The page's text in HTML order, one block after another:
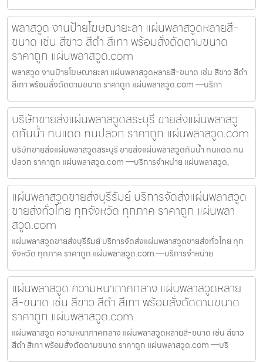
พลาสวูด งานป้ายโฆษณายะลา แผ่นพลาสวูดหลายสี-
ขนาด เช่น สีขาว สีดำ สีเทา พร้อมสั่งตัดตามขนาด
ราคาถูก แผ่นพลาสวูด.com
พลาสวูด งานป้ายโฆษณายะลา แผ่นพลาสวูดหลายสี-ขนาด เช่น สีขาว สีดำ
สีเทา พร้อมสั่งตัดตามขนาด ราคาถูก แผ่นพลาสวูด.com —บริกา
บริษัทขายส่งแผ่นพลาสวูดสระบุรี ขายส่งแผ่นพลาสวู
ดกันน้ำ ทนแดด ทนปลวก ราคาถูก แผ่นพลาสวูด.com
บริษัทขายส่งแผ่นพลาสวูดสระบุรี ขายส่งแผ่นพลาสวูดกันน้ำ ทนแดด ทน
ปลวก ราคาถูก แผ่นพลาสวูด.com —บริการจำหน่าย แผ่นพลาสวูด,
แผ่นพลาสวูดขายส่งบุรีรัมย์ บริการจัดส่งแผ่นพลาสวูด
ขายส่งทั่วไทย ทุกจังหวัด ทุกภาค ราคาถูก แผ่นพลา
สวูด.com
แผ่นพลาสวูดขายส่งบุรีรัมย์ บริการจัดส่งแผ่นพลาสวูดขายส่งทั่วไทย ทุก
จังหวัด ทุกภาค ราคาถูก แผ่นพลาสวูด.com —บริการจำหน่าย
แผ่นพลาสวูด ความหนาภาคกลาง แผ่นพลาสวูดหลาย
สี-ขนาด เช่น สีขาว สีดำ สีเทา พร้อมสั่งตัดตามขนาด
ราคาถูก แผ่นพลาสวูด.com
แผ่นพลาสวูด ความหนาภาคกลาง แผ่นพลาสวูดหลายสี-ขนาด เช่น สีขาว
สีดำ สีเทา พร้อมสั่งตัดตามขนาด ราคาถูก แผ่นพลาสวูด.com —บริ